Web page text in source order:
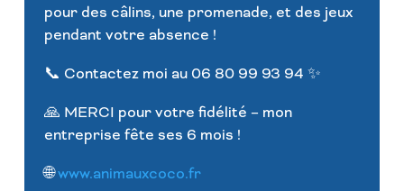
pour des câlins, une promenade, et des jeux
pendant votre absence !
📞 Contactez moi au 06 80 99 93 94 ✨
🙏 MERCI pour votre fidélité – mon
entreprise fête ses 6 mois !
🌐www.animauxcoco.fr